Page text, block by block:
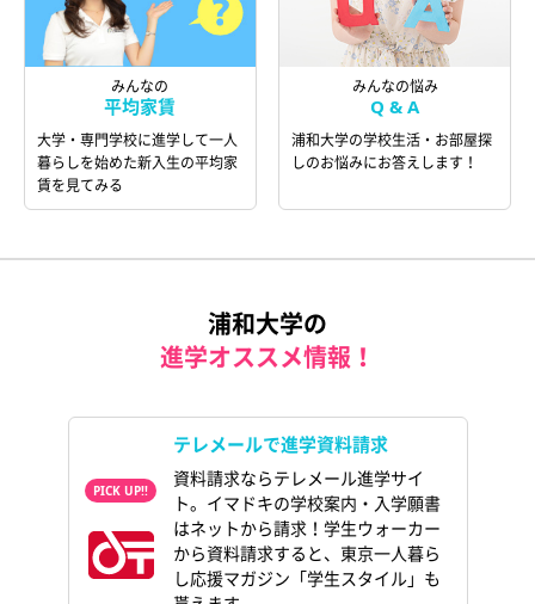
みんなの
平均家賃
大学・専門学校に進学して一人
暮らしを始めた新入生の平均家
賃を見てみる
みんなの悩み
Q & A
浦和大学の学校生活・お部屋探
しのお悩みにお答えします！
浦和大学の
進学オススメ情報！
テレメールで進学資料請求
資料請求ならテレメール進学サイ
ト。イマドキの学校案内・入学願書
はネットから請求！学生ウォーカー
から資料請求すると、東京一人暮ら
し応援マガジン「学生スタイル」も